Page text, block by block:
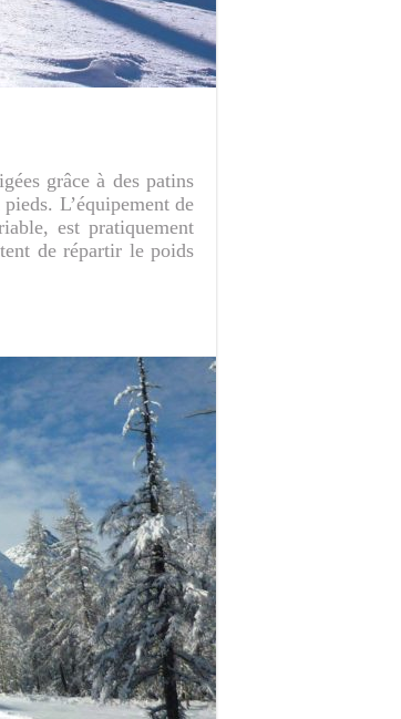
grâce à des patins
L’équipement de
est pratiquement
de répartir le poids